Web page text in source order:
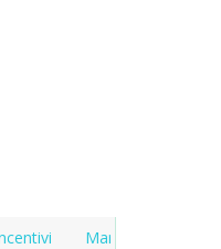
Market del purosangue, la